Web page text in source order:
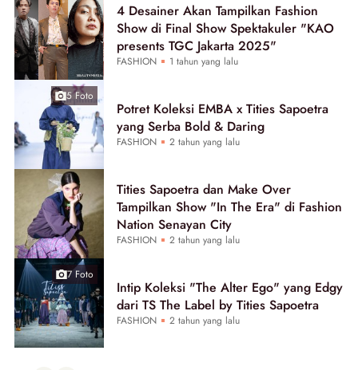
4 Desainer Akan Tampilkan Fashion
Show di Final Show Spektakuler "KAO
presents TGC Jakarta 2025"
FASHION 1 tahun yang lalu
5 Foto
Potret Koleksi EMBA x Tities Sapoetra
yang Serba Bold & Daring
FASHION 2 tahun yang lalu
Tities Sapoetra dan Make Over
Tampilkan Show "In The Era" di Fashion
Nation Senayan City
FASHION 2 tahun yang lalu
7 Foto
Intip Koleksi "The Alter Ego" yang Edgy
dari TS The Label by Tities Sapoetra
FASHION 2 tahun yang lalu